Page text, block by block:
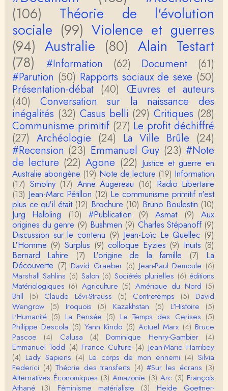
le lien cité par BB ne fonctionne pas ( 6 ans aprè
s), dommage, mais j'ai la même impression que …
Christophe Darmangeat
La plus récente, donc celle en français, la quatrièm
e, publiée chez La Découverte.Bonne lecture !
Anonymous
Actuellement c'est quelle édition qui est la plus à jo
ur? La dernière edition française ou celle…
roland chaudat
le sous-titre de l’article de la Lutte de Classes “No
n, l’oppression des femmes n’a pas toujours exi…
roland chaudat
Votre gourmandise sera probablement récompens
ée parce que Snow apporte "de l'eau à votre m
o…
Christophe Darmangeat
...Et merci à vous pour Snow – qui m'a l'air d'être
davantage une histoire qu'une et…
roland chaudat
Tout à fait d'accord avec vous et quant à Leacock j
e n'ai lu qu'un de ses ouvrages et il…
Anonymous
Homo sapiens a clairement évolué depuis 300 00
0 ans. Tout d'abord, il y a la différence notable …
Christophe Darmangeat
Cet article apporte de l'eau à mon moulin (si j'ose
dire) en appuyant la réalité des torture…
roland chaudat
IROQUOIS CANNIBALISM: FACT NOT FICTIONTho
(106)
Théorie de l'évolution
sociale (99) Violence et guerres
(94) Australie (80) Alain Testart
(78)
#Information (62) Document
(61)
#Parution (50) Rapports sociaux de sexe (50)
Présentation-débat (40) Œuvres et auteurs
(40)
Conversation sur la naissance des
inégalités (32) Casus belli (29) Critiques (28)
Communisme primitif (27) Le profit déchiffré
(27) Archéologie (24) La Ville Brûle (24)
#Recension (23) Emmanuel Guy (23) #Note
de lecture (22) Agone (22) Justice et guerre en
Australie aborigène (19) Note de lecture (19) Information
(17) Smolny (17) Anne Augereau (16) Radio Libertaire
(13) Jean-Marc Pétillon (12) Le communisme primitif n'est
plus ce qu'il était (12) Brochure (10) Bruno Boulestin (10)
Jürg Helbling
(10) #Publication (9) Asmat (9)
Aux
origines du genre (9) Bushmen (9) Charles Stépanoff (9)
Discussion sur le contenu (9) Jean-Loïc Le Quellec (9)
L'Homme (9) Surplus (9) colloque Eyzies (9) Inuits (8)
Bernard Lahire
(7) L'origine de la famille (7)
La
Découverte (7) David Graeber (6) Jean-Paul Demoule (6)
Marshall Sahlins (6) Salon (6) Sociétés plurielles (6) éditions
Matériologiques (6) Agriculture (5) Amérique du Nord (5)
Brill
(5) Claude Lévi-Strauss (5) Contretemps (5)
David
Wengrow (5) Iroquois (5) Kazakhstan (5) L'Histoire
(5)
L'Humanité (5) La Pensée (5) Le Temps des Cerises (5)
Philippe Descola (5) Yann Kindo (5) Actuel Marx (4) Bruce
Pascoe
(4) Calusa (4) Dominique Henry-Gambier
(4)
Emmanuel Todd (4) France Culture (4) Jean-Marie Harribey
(4) Lady Sapiens (4) Le corps de mon ennemi (4) Silvia
Federici (4) Théorie des transferts (4) #Sur les écrans (3)
Alternatives Économiques (3) Amazonie (3) Arc (3) François
Athané
(3) Féminisme matérialiste (3)
Heide Goettner-